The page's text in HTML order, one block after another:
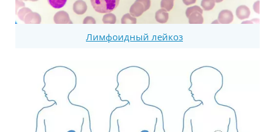
Лимфоидный лейкоз